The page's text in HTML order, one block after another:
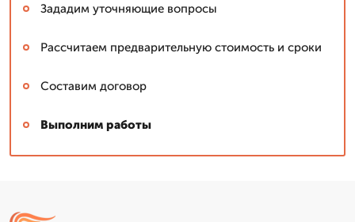
Зададим уточняющие вопросы
Рассчитаем предварительную стоимость и сроки
Составим договор
Выполним работы